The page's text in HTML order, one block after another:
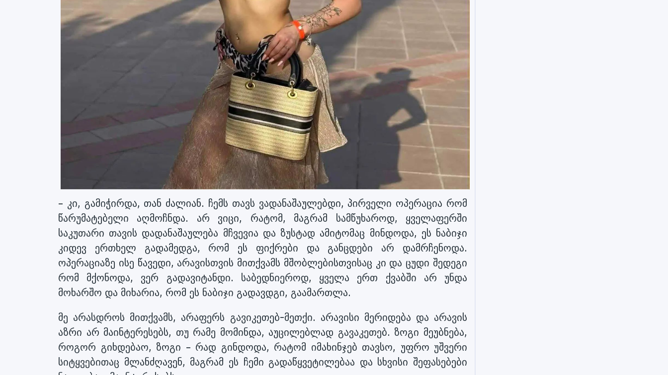
– კი, გამიჭირდა, თან ძალიან. ჩემს თავს ვადანაშაულებდი, პირველი ოპერაცია რომ
წარუმატებელი აღმოჩნდა. არ ვიცი, რატომ, მაგრამ სამწუხაროდ, ყველაფერში
საკუთარი თავის დადანაშაულება მჩვევია და ზუსტად ამიტომაც მინდოდა, ეს ნაბიჯი
კიდევ ერთხელ გადამედგა, რომ ეს ფიქრები და განცდები არ დამრჩენოდა.
ოპერაციაზე ისე წავედი, არავისთვის მითქვამს მშობლებისთვისაც კი და ცუდი შედეგი
რომ მქონოდა, ვერ გადავიტანდი. საბედნიეროდ, ყველა ერთ ქვაბში არ უნდა
მოხარშო და მიხარია, რომ ეს ნაბიჯი გადავდგი, გაამართლა.
მე არასდროს მითქვამს, არაფერს გავიკეთებ-მეთქი. არავისი მერიდება და არავის
აზრი არ მაინტერესებს, თუ რამე მომინდა, აუცილებლად გავაკეთებ. ზოგი მეუბნება,
როგორ გიხდებაო, ზოგი – რად გინდოდა, რატომ იმახინჯებ თავსო, უფრო უშვერი
სიტყვებითაც მლანძღავენ, მაგრამ ეს ჩემი გადაწყვეტილებაა და სხვისი შეფასებები